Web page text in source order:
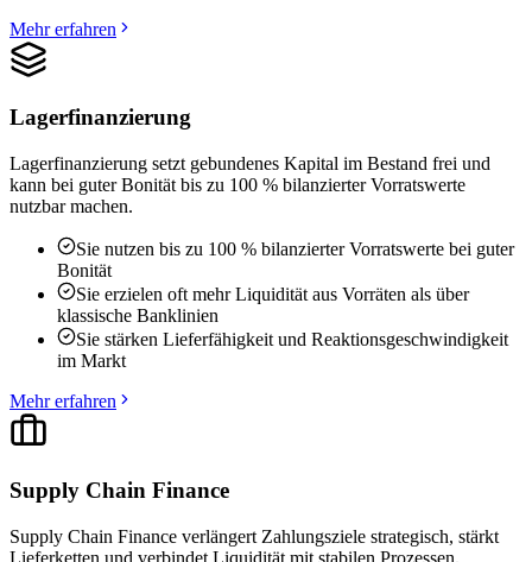
Mehr erfahren
Lagerfinanzierung
Lagerfinanzierung setzt gebundenes Kapital im Bestand frei und
kann bei guter Bonität bis zu 100 % bilanzierter Vorratswerte
nutzbar machen.
Sie nutzen bis zu 100 % bilanzierter Vorratswerte bei guter
Bonität
Sie erzielen oft mehr Liquidität aus Vorräten als über
klassische Banklinien
Sie stärken Lieferfähigkeit und Reaktionsgeschwindigkeit
im Markt
Mehr erfahren
Supply Chain Finance
Supply Chain Finance verlängert Zahlungsziele strategisch, stärkt
Lieferketten und verbindet Liquidität mit stabilen Prozessen.